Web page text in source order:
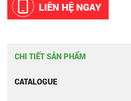
LIÊN HỆ NGAY
CHI TIẾT SẢN PHẨM
CATALOGUE